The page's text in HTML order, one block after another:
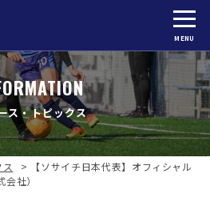
MENU
ス・トピックス
>
【ソサイチ日本代表】オフィシャル
社）